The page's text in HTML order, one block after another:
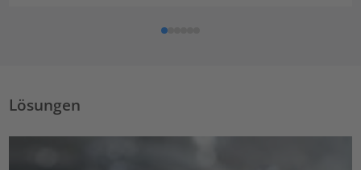
Lösungen